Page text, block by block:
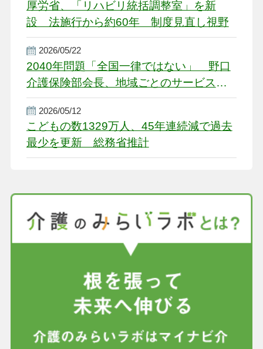
厚労省、「リハビリ統括調整室」を新
設 法施行から約60年 制度見直し視野
2026/05/22
2040年問題「全国一律ではない」 野口
介護保険部会長、地域ごとのサービス基
盤整備を促す
2026/05/12
こどもの数1329万人、45年連続減で過去
最少を更新 総務省推計